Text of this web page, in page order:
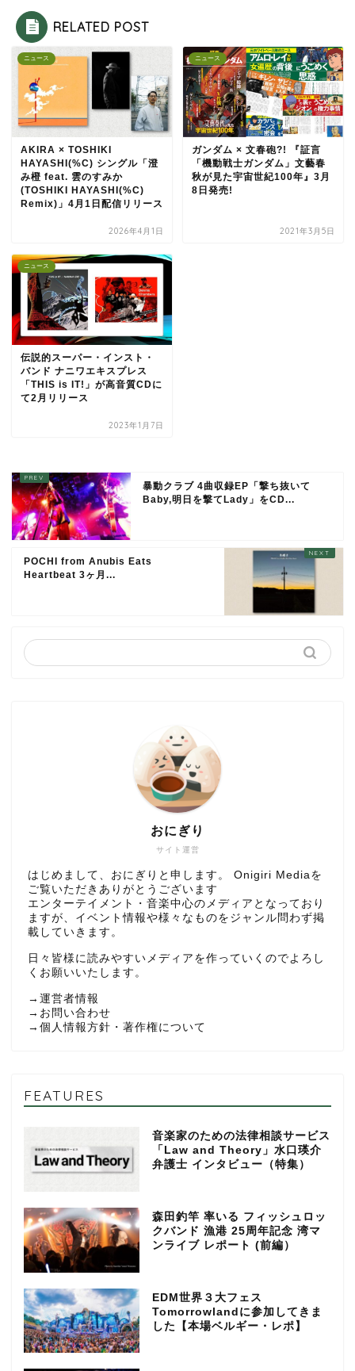
RELATED POST
ニュース
AKIRA × TOSHIKI
HAYASHI(%C) シングル「澄
み橙 feat. 雲のすみか
(TOSHIKI HAYASHI(%C)
Remix)」4月1日配信リリース
2026年4月1日
ニュース
ガンダム × 文春砲?! 『証言
「機動戦士ガンダム」文藝春
秋が見た宇宙世紀100年』3月
8日発売!
2021年3月5日
ニュース
伝説的スーパー・インスト・
バンド ナニワエキスプレス
「THIS is IT!」が高音質CDに
て2月リリース
2023年1月7日
暴動クラブ 4曲収録EP「撃ち抜いて
Baby,明日を撃てLady」をCD...
POCHI from Anubis Eats
Heartbeat 3ヶ月...
サイト運営
おにぎり
はじめまして、おにぎりと申します。 Onigiri Mediaを
ご覧いただきありがとうございます
エンターテイメント・音楽中心のメディアとなっており
ますが、イベント情報や様々なものをジャンル問わず掲
載していきます。
日々皆様に読みやすいメディアを作っていくのでよろし
くお願いいたします。
→ 運営者情報
→ お問い合わせ
→ 個人情報方針・著作権について
FEATURES
音楽家のための法律相談サービス
「Law and Theory」水口瑛介
弁護士 インタビュー（特集）
森田釣竿 率いる フィッシュロッ
クバンド 漁港 25周年記念 湾マ
ンライブ レポート (前編）
EDM世界３大フェス
Tomorrowlandに参加してきま
した【本場ベルギー・レポ】